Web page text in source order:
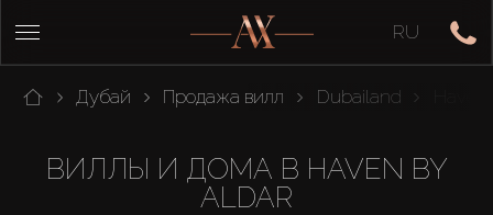
RU
Дубай Продажа вилл Dubailand
ВИЛЛЫ И ДОМА В HAVEN BY
ALDAR